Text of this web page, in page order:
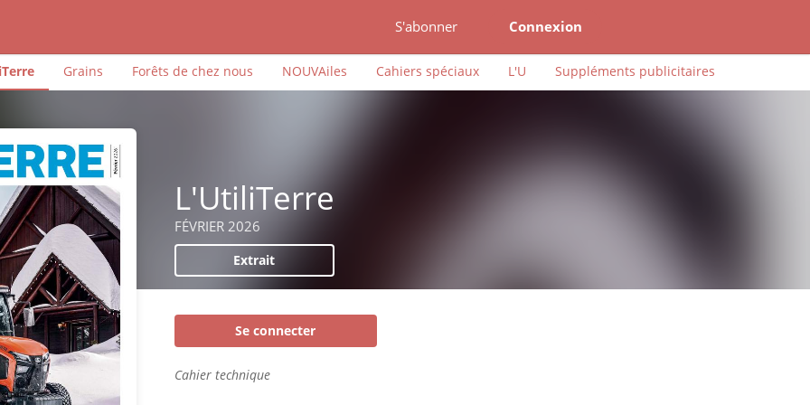
S'abonner Connexion
Grains Forêts de chez nous NOUVAiles Cahiers spéciaux L'U Suppléments publicitaires
L'UtiliTerre
FÉVRIER 2026
Extrait
Se connecter
Cahier technique